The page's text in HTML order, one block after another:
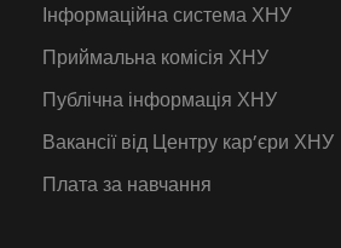
Інформаційна система ХНУ
Приймальна комісія ХНУ
Публічна інформація ХНУ
Вакансії від Центру кар’єри ХНУ
Плата за навчання